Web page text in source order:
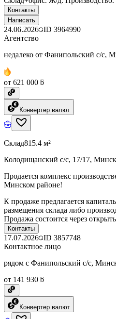
Контакты
Написать
24.06.2026 ID 3964990
Агентство
недалеко от Фанипольский с/с,
от 621 000 ƃ
Конвертер валют
Склад815.4 м²
Колодищанский с/с, 17/17,
Продается комплекс
Минском районе!
К продаже предлагается
размещения склада либо
Продажа состоится через
Контакты
17.07.2026 ID 3857748
Контактное лицо
рядом с Фанипольский с/с,
от 141 930 ƃ
Конвертер валют